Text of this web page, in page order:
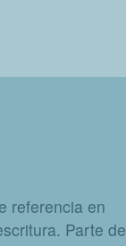
referencia en
Parte de